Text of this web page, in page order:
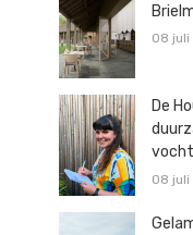
08 juli
De
08 juli